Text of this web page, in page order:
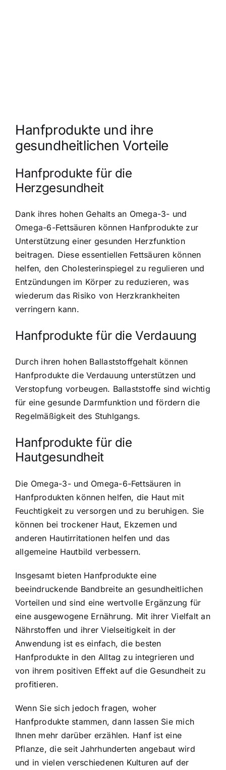
Hanfprodukte und ihre
gesundheitlichen Vorteile
Hanfprodukte für die
Herzgesundheit
Dank ihres hohen Gehalts an Omega-3- und
Omega-6-Fettsäuren können Hanfprodukte zur
Unterstützung einer gesunden Herzfunktion
beitragen. Diese essentiellen Fettsäuren können
helfen, den Cholesterinspiegel zu regulieren und
Entzündungen im Körper zu reduzieren, was
wiederum das Risiko von Herzkrankheiten
verringern kann.
Hanfprodukte für die Verdauung
Durch ihren hohen Ballaststoffgehalt können
Hanfprodukte die Verdauung unterstützen und
Verstopfung vorbeugen. Ballaststoffe sind wichtig
für eine gesunde Darmfunktion und fördern die
Regelmäßigkeit des Stuhlgangs.
Hanfprodukte für die
Hautgesundheit
Die Omega-3- und Omega-6-Fettsäuren in
Hanfprodukten können helfen, die Haut mit
Feuchtigkeit zu versorgen und zu beruhigen. Sie
können bei trockener Haut, Ekzemen und
anderen Hautirritationen helfen und das
allgemeine Hautbild verbessern.
Insgesamt bieten Hanfprodukte eine
beeindruckende Bandbreite an gesundheitlichen
Vorteilen und sind eine wertvolle Ergänzung für
eine ausgewogene Ernährung. Mit ihrer Vielfalt an
Nährstoffen und ihrer Vielseitigkeit in der
Anwendung ist es einfach, die besten
Hanfprodukte in den Alltag zu integrieren und
von ihrem positiven Effekt auf die Gesundheit zu
profitieren.
Wenn Sie sich jedoch fragen, woher
Hanfprodukte stammen, dann lassen Sie mich
Ihnen mehr darüber erzählen. Hanf ist eine
Pflanze, die seit Jahrhunderten angebaut wird
und in vielen verschiedenen Kulturen auf der